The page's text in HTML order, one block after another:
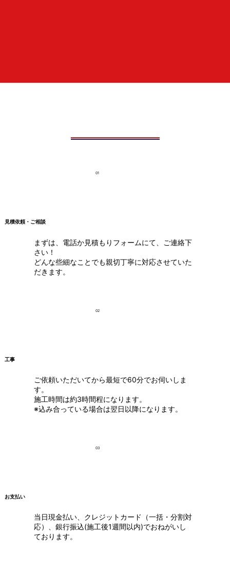
01
まずは、電話か見積もりフォームにて、ご連絡下
さい！
どんな些細なことでも親切丁寧に対応させていた
だきます。
見積依頼・ご相談
02
ご依頼いただいてから最短で60分でお伺いしま
す。
施工時間は約3時間程になります。
※込み合っている場合は翌日以降になります。
工事
03
当日現金払い、クレジットカード（一括・分割対
応）、銀行振込(施工後1週間以内)でおねがいし
ております。
お支払い